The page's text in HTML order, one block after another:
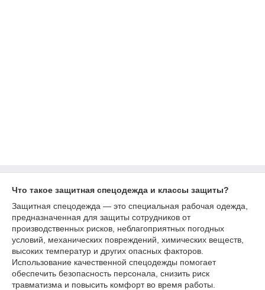
Что такое защитная спецодежда и классы защиты?
Защитная спецодежда — это специальная рабочая одежда,
предназначенная для защиты сотрудников от
производственных рисков, неблагоприятных погодных
условий, механических повреждений, химических веществ,
высоких температур и других опасных факторов.
Использование качественной спецодежды помогает
обеспечить безопасность персонала, снизить риск
травматизма и повысить комфорт во время работы.